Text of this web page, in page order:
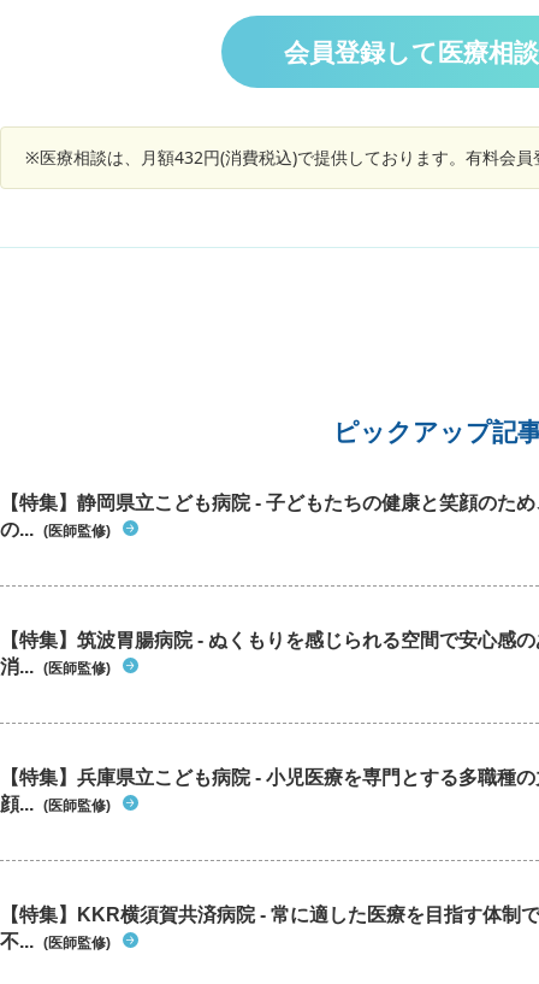
うです 食事も,何ら普段と変わり無く済ましたそ
うです 尚倒れる,５分ほど前に一言、二言、言葉
を交わしています 尚 私は 人工呼吸、心臓マッ
サージの講習も実習も受けた事がありませんが悔
は使えなかった状態だったです 今でも その場面
が脳に焼き付き、何も出来なかった事の悔しさが
ん 最後に前兆が無くても急性心筋梗塞は起きま
ますが、これが長くなると倒れそうで心配です。
2年程前に別の症状で心電図をとった時には異常
はありませんでした。たまにしか起きないので受
診するほどではないと思っていましたが心筋梗塞
考えられますか？
所】 左
こんが
表現す
わせて
辺で発
ばらく
会員登録して医療相
※医療相談は、月額432円(消費税込)で提供しております。有料会
ピックアップ記
【特集】静岡県立こども病院 - 子どもたちの健康と笑顔のた
の... (医師監修)
【特集】筑波胃腸病院 - ぬくもりを感じられる空間で安心感
消... (医師監修)
【特集】兵庫県立こども病院 - 小児医療を専門とする多職種
顔... (医師監修)
【特集】KKR横須賀共済病院 - 常に適した医療を目指す体制
不... (医師監修)